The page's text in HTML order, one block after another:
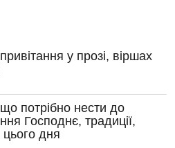
у прозі, віршах
потрібно нести до
Господнє, традиції,
дня